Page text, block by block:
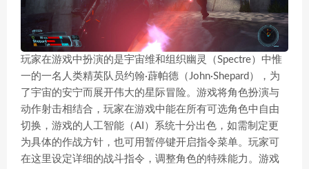
玩家在游戏中扮演的是宇宙维和组织幽灵（Spectre）中惟
一的一名人类精英队员约翰·薜帕德（John·Shepard），为
了宇宙的安宁而展开伟大的星际冒险。游戏将角色扮演与
动作射击相结合，玩家在游戏中能在所有可选角色中自由
切换，游戏的人工智能（AI）系统十分出色，如需制定更
为具体的作战方针，也可用暂停键开启指令菜单。玩家可
在这里设定详细的战斗指令，调整角色的特殊能力。游戏